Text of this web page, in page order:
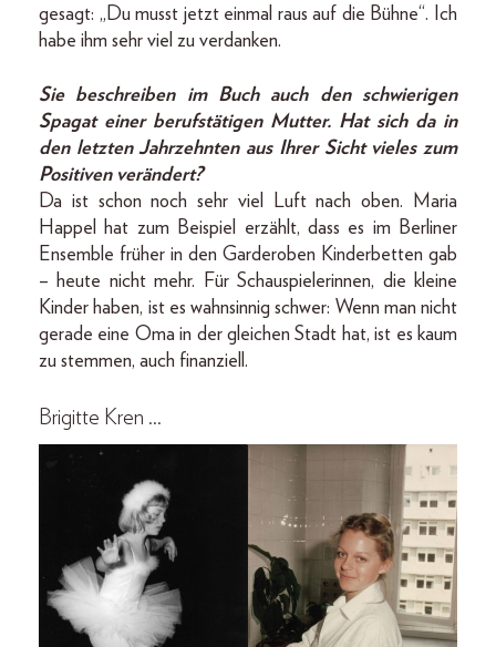
gesagt: „Du musst jetzt einmal raus auf die Bühne“. Ich
habe ihm sehr viel zu verdanken.
Sie beschreiben im Buch auch den schwierigen
Spagat einer berufstätigen Mutter. Hat sich da in
den letzten Jahrzehnten aus Ihrer Sicht vieles zum
Positiven verändert?
Da ist schon noch sehr viel Luft nach oben. Maria
Happel hat zum Beispiel erzählt, dass es im Berliner
Ensemble früher in den Garderoben Kinderbetten gab
– heute nicht mehr. Für Schauspielerinnen, die kleine
Kinder haben, ist es wahnsinnig schwer: Wenn man nicht
gerade eine Oma in der gleichen Stadt hat, ist es kaum
zu stemmen, auch finanziell.
Brigitte Kren …